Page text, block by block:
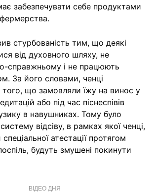
забезпечувати себе продуктами
стурбованість тим, що деякі
від духовного шляху, не
справжньому і не працюють
За його словами, ченці
що замовляли їжу на винос у
або під час піснеспівів
в навушниках. Тому було
відсіву, в рамках якої ченці,
атестації протягом
будуть змушені покинути
ВІДЕО ДНЯ